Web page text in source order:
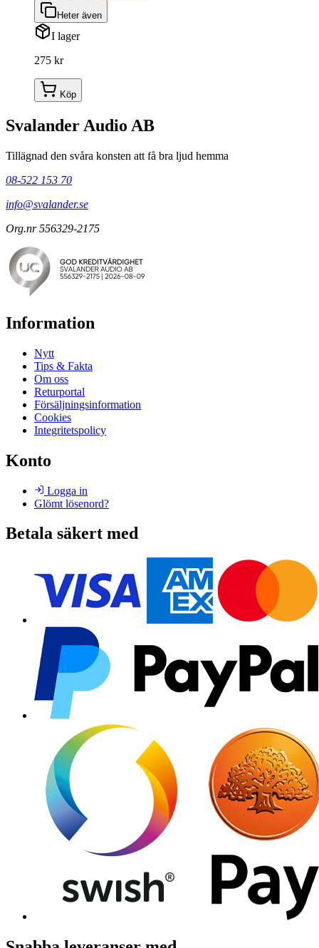
Heter även
I lager
275 kr
Köp
Svalander Audio AB
Tillägnad den svåra konsten att få bra ljud hemma
08-522 153 70
info@svalander.se
Org.nr 556329-2175
Information
Nytt
Tips & Fakta
Om oss
Returportal
Försäljningsinformation
Cookies
Integritetspolicy
Konto
Logga in
Glömt lösenord?
Betala säkert med